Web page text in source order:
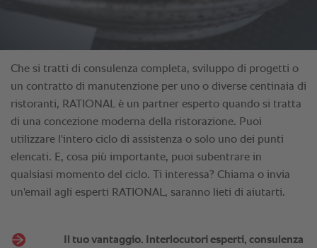
Il tuo vantaggio. Interlocutori esperti, consulenza